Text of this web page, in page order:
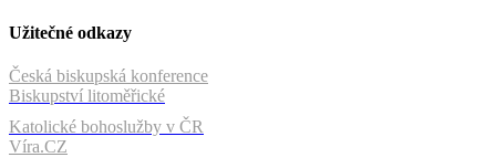
Užitečné odkazy
Česká biskupská konference
Biskupství litoměřické
Katolické bohoslužby v ČR
Víra.CZ